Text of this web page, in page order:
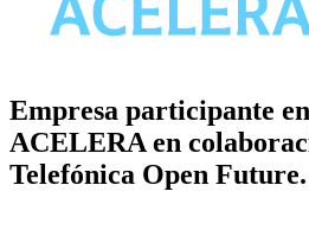
Empresa participante
ACELERA en
Telefónica Open Future.